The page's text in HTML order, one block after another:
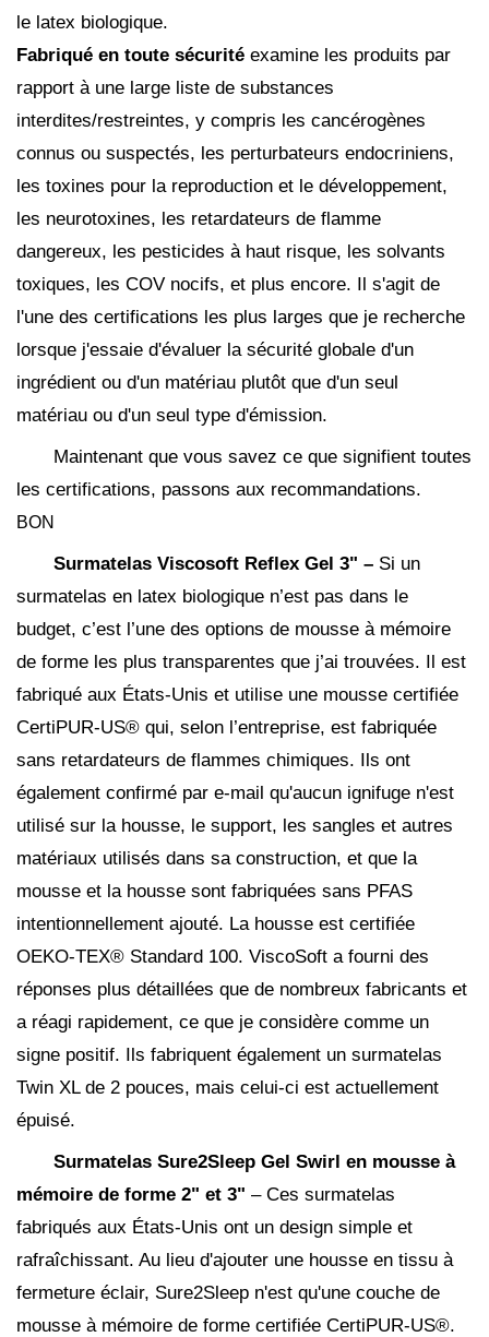
le latex biologique.
Fabriqué en toute sécurité examine les produits par
rapport à une large liste de substances
interdites/restreintes, y compris les cancérogènes
connus ou suspectés, les perturbateurs endocriniens,
les toxines pour la reproduction et le développement,
les neurotoxines, les retardateurs de flamme
dangereux, les pesticides à haut risque, les solvants
toxiques, les COV nocifs, et plus encore. Il s'agit de
l'une des certifications les plus larges que je recherche
lorsque j'essaie d'évaluer la sécurité globale d'un
ingrédient ou d'un matériau plutôt que d'un seul
matériau ou d'un seul type d'émission.
Maintenant que vous savez ce que signifient toutes
les certifications, passons aux recommandations.
BON
Surmatelas Viscosoft Reflex Gel 3" – Si un
surmatelas en latex biologique n’est pas dans le
budget, c’est l’une des options de mousse à mémoire
de forme les plus transparentes que j’ai trouvées. Il est
fabriqué aux États-Unis et utilise une mousse certifiée
CertiPUR-US® qui, selon l’entreprise, est fabriquée
sans retardateurs de flammes chimiques. Ils ont
également confirmé par e-mail qu'aucun ignifuge n'est
utilisé sur la housse, le support, les sangles et autres
matériaux utilisés dans sa construction, et que la
mousse et la housse sont fabriquées sans PFAS
intentionnellement ajouté. La housse est certifiée
OEKO-TEX® Standard 100. ViscoSoft a fourni des
réponses plus détaillées que de nombreux fabricants et
a réagi rapidement, ce que je considère comme un
signe positif. Ils fabriquent également un surmatelas
Twin XL de 2 pouces, mais celui-ci est actuellement
épuisé.
Surmatelas Sure2Sleep Gel Swirl en mousse à
mémoire de forme 2" et 3" – Ces surmatelas
fabriqués aux États-Unis ont un design simple et
rafraîchissant. Au lieu d'ajouter une housse en tissu à
fermeture éclair, Sure2Sleep n'est qu'une couche de
mousse à mémoire de forme certifiée CertiPUR-US®.